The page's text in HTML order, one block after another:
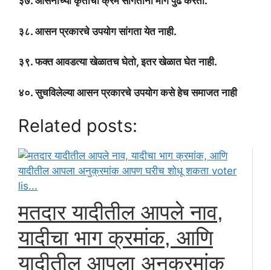
३८. आसन प्रकारचे उपयोग सांगता येत नाही.
३९. फक्त आवडत्या खेळातच घेतो, इतर खेळात घेत नाही.
४०. सुचविलेल्या आसन प्रकारचे उपयोग कसे हेच समाजत नाही
Related posts:
मतदार यादीतील आपले नाव,
यादीचा भाग क्रमांक, आणि
यादीतील आपला अनुक्रमांक